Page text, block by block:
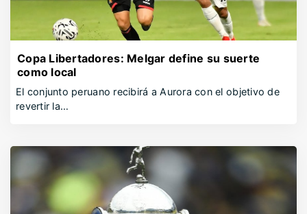
Copa Libertadores: Melgar define su suerte
como local
El conjunto peruano recibirá a Aurora con el objetivo de
revertir la…